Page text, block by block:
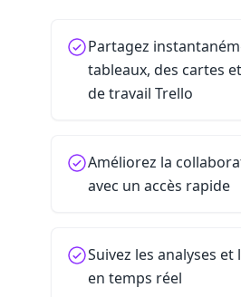
Partagez
tableaux, des cartes
de travail Trello
Améliorez la
avec un accès rapide
Suivez les analyses
en temps réel